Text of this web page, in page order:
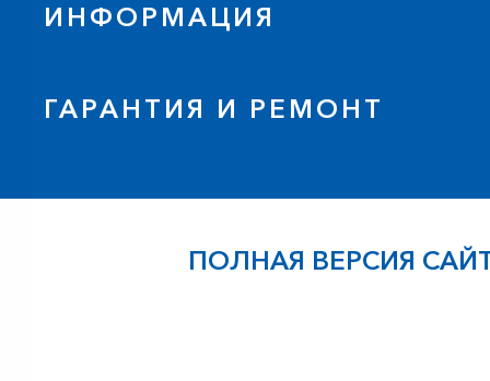
ИНФОРМАЦИЯ
ГАРАНТИЯ И РЕМОНТ
ПОЛНАЯ ВЕРСИЯ